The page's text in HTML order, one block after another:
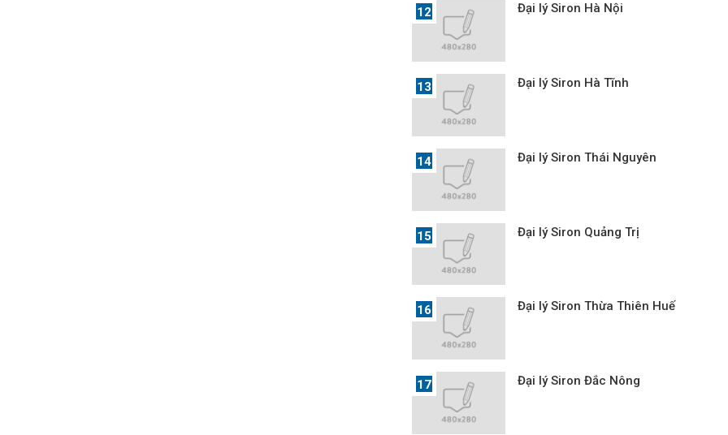
Đại lý Siron Hà Nội
Đại lý Siron Hà Tĩnh
Đại lý Siron Thái Nguyên
Đại lý Siron Quảng Trị
Đại lý Siron Thừa Thiên Huế
Đại lý Siron Đắc Nông